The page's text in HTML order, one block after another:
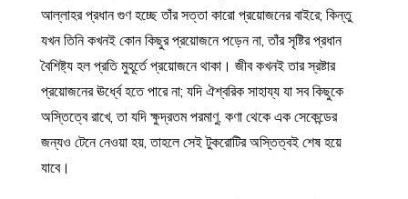
আল্লাহর প্রধান গুণ হচ্ছে তাঁর সত্তা কারো প্রয়োজনের বাইরে; কিন্তু
যখন তিনি কখনই কোন কিছুর প্রয়োজনে পড়েন না, তাঁর সৃষ্টির প্রধান
বৈশিষ্ট্য হল প্রতি মুহূর্তে প্রয়োজনে থাকা। জীব কখনই তার স্রষ্টার
প্রয়োজনের ঊর্ধ্বে হতে পারে না; যদি ঐশ্বরিক সাহায্য যা সব কিছুকে
অস্তিত্বে রাখে, তা যদি ক্ষুদ্রতম পরমাণু, কণা থেকে এক সেকেন্ডের
জন্যও টেনে নেওয়া হয়, তাহলে সেই টুকরোটির অস্তিত্বই শেষ হয়ে
যাবে।